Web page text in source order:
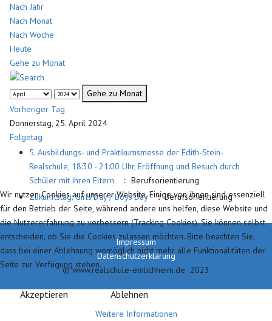
Nach Jahr
Nach Monat
Nach Woche
Heute
Gehe zu Monat
Gehe zu Monat
Vorheriger Tag
Donnerstag, 25. April 2024
Folgetag
5. Ausbildungs- und Praktikumsmesse der Edith-Stein-
Realschule, 18:30 - 21:00 Uhr, Eröffnung und Besuch durch
Schüler mit ihren Eltern
:: Berufsorientierung
Zukunftstag: Girls'Day / Boys'Day :: Berufsorientierung
Impressum
Datenschutzerklärung
© www.realschule-emlichheim.de 2023
Wir nutzen Cookies auf unserer Website. Einige von ihnen sind essenziell
für den Betrieb der Seite, während andere uns helfen, diese Website und
die Nutzererfahrung zu verbessern (Tracking Cookies). Sie können selbst
entscheiden, ob Sie die Cookies zulassen möchten. Bitte beachten Sie,
dass bei einer Ablehnung womöglich nicht mehr alle Funktionalitäten der
Seite zur Verfügung stehen.
Akzeptieren Ablehnen
Weitere Informationen